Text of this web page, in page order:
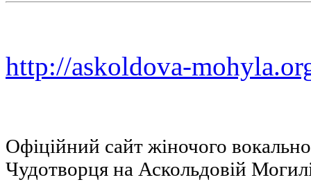
http://askoldova-
Офіційний сайт жіночого
Чудотворця на Аскольдовій